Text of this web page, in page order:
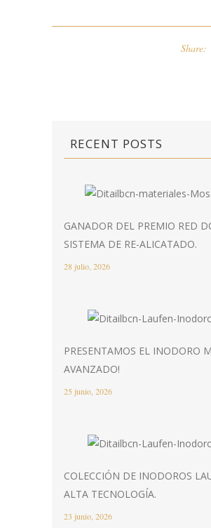
Share:
RECENT POSTS
GANADOR DEL PREMIO RED
SISTEMA DE RE-ALICATADO.
28 julio, 2026
PRESENTAMOS EL INODORO
AVANZADO!
25 junio, 2026
COLECCIÓN DE INODOROS
ALTA TECNOLOGÍA.
23 junio, 2026